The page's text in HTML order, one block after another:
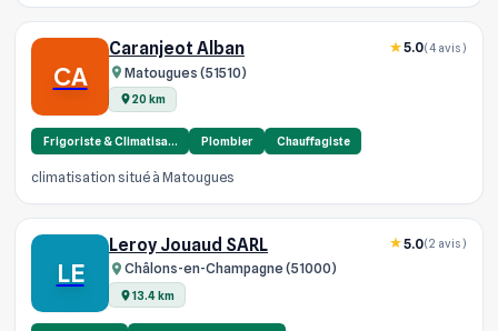
CA
Caranjeot Alban
Matougues (51510)
20 km
5.0(4 avis)
Frigoriste & Climatisa… Plombier Chauffagiste
climatisation situé à Matougues
LE
Leroy Jouaud SARL
Châlons-en-Champagne (51000)
13.4 km
5.0(2 avis)